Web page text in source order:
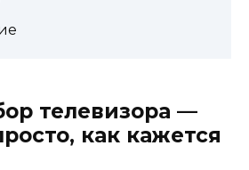
телевизора —
как кажется